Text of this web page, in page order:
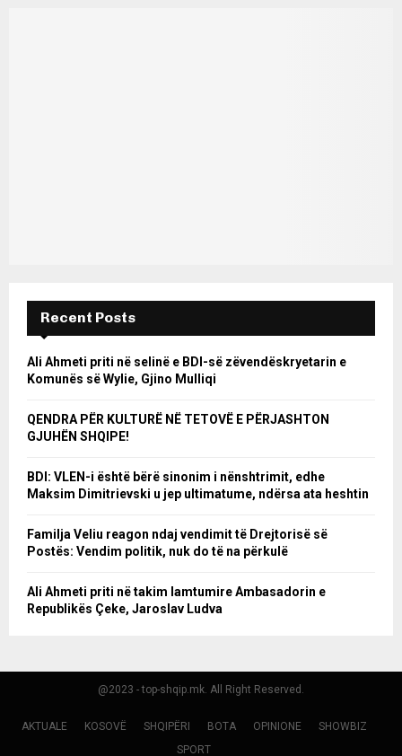
Recent Posts
Ali Ahmeti priti në selinë e BDI-së zëvendëskryetarin e
Komunës së Wylie, Gjino Mulliqi
QENDRA PËR KULTURË NË TETOVË E PËRJASHTON
GJUHËN SHQIPE!
BDI: VLEN-i është bërë sinonim i nënshtrimit, edhe
Maksim Dimitrievski u jep ultimatume, ndërsa ata heshtin
Familja Veliu reagon ndaj vendimit të Drejtorisë së
Postës: Vendim politik, nuk do të na përkulë
Ali Ahmeti priti në takim lamtumire Ambasadorin e
Republikës Çeke, Jaroslav Ludva
@2023 - top-shqip.mk. All Right Reserved.
AKTUALE KOSOVË SHQIPËRI BOTA OPINIONE
SHOWBIZ
SPORT